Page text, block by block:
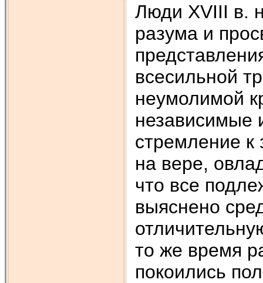
Люди XVIII в.
разума и
всесильной
неумолимой
независимые
стремление
на вере,
что все
выяснено
то же время
покоились